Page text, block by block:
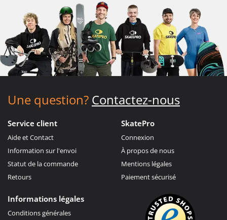
Une question? Contactez-nous
Service client
Aide et Contact
Information sur l'envoi
Statut de la commande
Retours
SkatePro
Connexion
À propos de nous
Mentions légales
Paiement sécurisé
Informations légales
Conditions générales